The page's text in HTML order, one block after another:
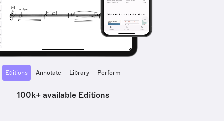
Editions Annotate Library Perform
100k+ available Editions